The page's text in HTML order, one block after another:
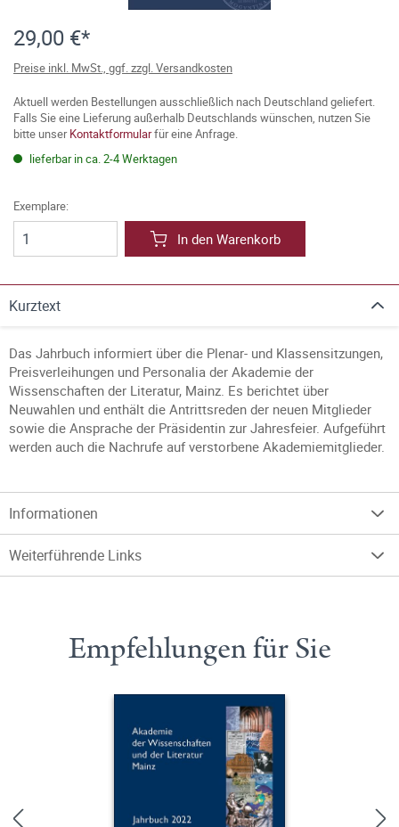
29,00 €*
Preise inkl. MwSt., ggf. zzgl. Versandkosten
Aktuell werden Bestellungen ausschließlich nach Deutschland geliefert.
Falls Sie eine Lieferung außerhalb Deutschlands wünschen, nutzen Sie
bitte unserKontaktformularfür eine Anfrage.
lieferbar in ca. 2-4 Werktagen
Exemplare:
In den Warenkorb
Kurztext
Das Jahrbuch informiert über die Plenar- und Klassensitzungen,
Preisverleihungen und Personalia der Akademie der
Wissenschaften der Literatur, Mainz. Es berichtet über
Neuwahlen und enthält die Antrittsreden der neuen Mitglieder
sowie die Ansprache der Präsidentin zur Jahresfeier. Aufgeführt
werden auch die Nachrufe auf verstorbene Akademiemitglieder.
Informationen
Weiterführende Links
Empfehlungen für Sie